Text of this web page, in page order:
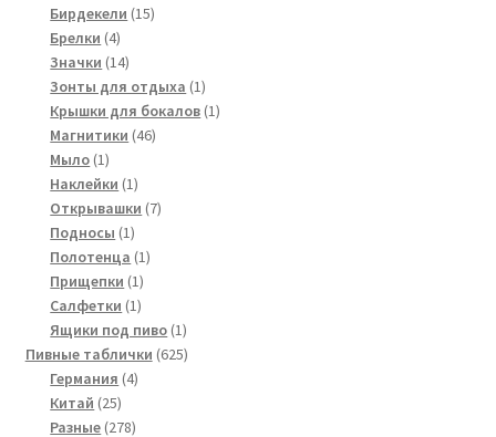
Бирдекели 1515
Брелки 44
товара
Значки 1414
товаров
Зонты для отдыха 11
товар
Крышки для бокалов 11
Магнитики 4646
Мыло 11
товар
Наклейки 11
товар
Открывашки 77
Подносы 11
товар
Полотенца 11
Прищепки 11
товар
Салфетки 11
товар
Ящики под пиво 11
товар
Пивные таблички 625625
Германия 44
Китай 2525
товаров
Разные 278278